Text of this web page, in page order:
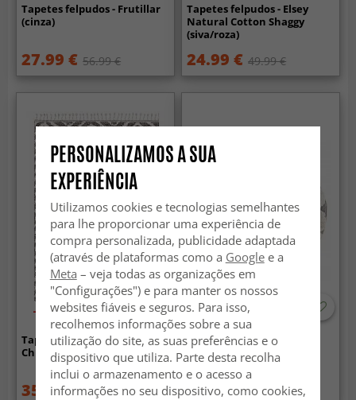
Tapetes felpudos - Frutillar
(cinza)
27.99 € 56.99 €
Tapetes felpudos - Elsey
Natural Cotton Shaggy
(siva/roza)
24.99 € 49.99 €
-60%
Tapetes felpudos -
Chimborazo (cinza)
35.99 € 89.99 €
Tapetes redondos - Fondi
(cinza)
124.99 €
PERSONALIZAMOS A SUA
EXPERIÊNCIA
Utilizamos cookies e tecnologias semelhantes
para lhe proporcionar uma experiência de
compra personalizada, publicidade adaptada
(através de plataformas como a Googlee a
Meta – veja todas as organizações em
"Configurações") e para manter os nossos
websites fiáveis e seguros. Para isso,
recolhemos informações sobre a sua
utilização do site, as suas preferências e o
dispositivo que utiliza. Parte desta recolha
inclui o armazenamento e o acesso a
informações no seu dispositivo, como cookies,